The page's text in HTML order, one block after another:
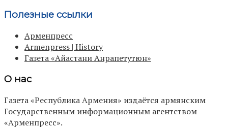
Полезные ссылки
Арменпресс
Armenpress | History
Газета «Айастани Анрапетутюн»
О нас
Газета «Республика Армения» издаётся армянским
Государственным информационным агентством
«Арменпресс».